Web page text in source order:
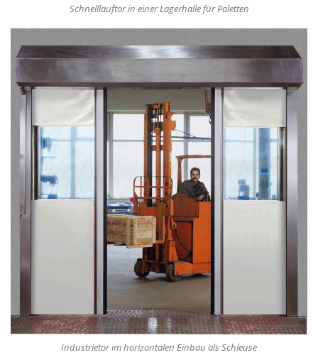
Schnelllauftor in einer Lagerhalle für Paletten
Industrietor im horizontalen Einbau als Schleuse